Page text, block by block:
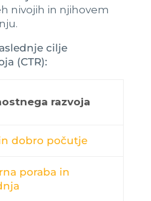
nivojih in njihovem
cilje
(CTR):
razvoja
dobro počutje
poraba in